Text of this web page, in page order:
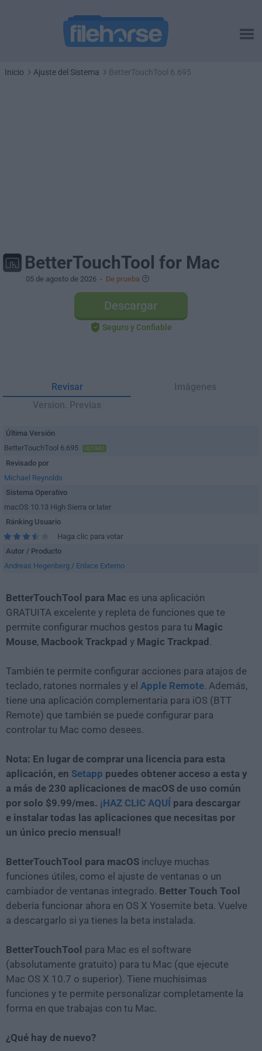
Inicio Ajuste del Sistema BetterTouchTool 6.695
BetterTouchTool for Mac
05 de agosto de 2026 - De prueba
Descargar
Seguro y Confiable
Revisar
Imágenes
Version. Previas
Última Versión
BetterTouchTool 6.695
ÚLTIMO
Revisado por
Michael Reynolds
Sistema Operativo
macOS 10.13 High Sierra or later
Ránking Usuario
Haga clic para votar
Autor / Producto
Andreas Hegenberg / Enlace Externo
BetterTouchTool para Mac es una aplicación
GRATUITA excelente y repleta de funciones que te
permite configurar muchos gestos para tu Magic
Mouse, Macbook Trackpad y Magic Trackpad .
También te permite configurar acciones para atajos de
teclado, ratones normales y el Apple Remote. Además,
tiene una aplicación complementaria para iOS (BTT
Remote) que también se puede configurar para
controlar tu Mac como desees.
Nota: En lugar de comprar una licencia para esta
aplicación, en Setapp puedes obtener acceso a esta y
a más de 230 aplicaciones de macOS de uso común
por solo $9.99/mes. ¡HAZ CLIC AQUÍ para descargar
e instalar todas las aplicaciones que necesitas por
un único precio mensual!
BetterTouchTool para macOS incluye muchas
funciones útiles, como el ajuste de ventanas o un
cambiador de ventanas integrado. Better Touch Tool
debería funcionar ahora en OS X Yosemite beta. Vuelve
a descargarlo si ya tienes la beta instalada.
BetterTouchTool para Mac es el software
(absolutamente gratuito) para tu Mac (que ejecute
Mac OS X 10.7 o superior). Tiene muchísimas
funciones y te permite personalizar completamente la
forma en que trabajas con tu Mac.
¿Qué hay de nuevo?